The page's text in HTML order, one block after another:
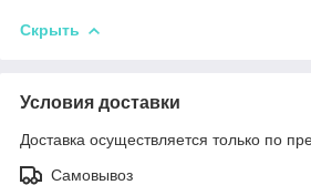
Скрыть
Условия доставки
Доставка осуществляется только по
Самовывоз